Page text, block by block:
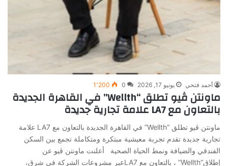
أحمد فتحي يونيو 17, 2026 0 1٬200
ماونتن ڤيو تطلق “Wellth” في القاهرة الجديدة
بالتعاون مع LA7 علامة تجارية جديدة
ماونتن ڤيو تطلق “Wellth” في القاهرة الجديدة بالتعاون مع LA7 علامة
تجارية جديدة تقدم تجربة معيشية مبتكرة ومتكاملة تجمع بين السكن
الفندقي والضيافة ونمط الحياة الصحية أعلنت ماونتن ڤيو عن
إطلاق“Wellth” ، بالتعاون مع LA7عبر مشروعات الشركة في شرق،